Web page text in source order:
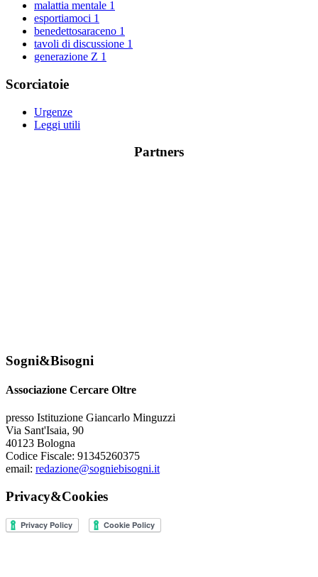
malattia mentale 1
esportiamoci 1
benedettosaraceno 1
tavoli di discussione 1
generazione Z 1
Scorciatoie
Urgenze
Leggi utili
Partners
Sogni&Bisogni
Associazione Cercare Oltre
presso Istituzione Giancarlo Minguzzi
Via Sant'Isaia, 90
40123 Bologna
Codice Fiscale: 91345260375
email: redazione@sogniebisogni.it
Privacy&Cookies